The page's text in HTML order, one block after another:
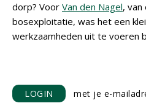
dorp? Voor Van den Nagel, van
bosexploitatie, was het een
werkzaamheden uit te voeren
LOGIN met je e-